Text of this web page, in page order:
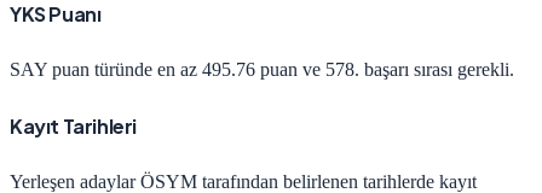
YKS Puanı
SAY puan türünde en az 495.76 puan ve 578. başarı sırası gerekli.
Kayıt Tarihleri
Yerleşen adaylar ÖSYM tarafından belirlenen tarihlerde kayıt